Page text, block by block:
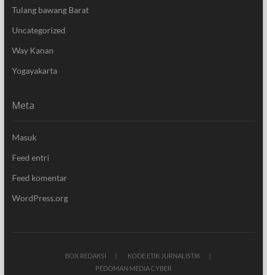
Tulang bawang Barat
Uncategorized
Way Kanan
Yogayakarta
Meta
Masuk
Feed entri
Feed komentar
WordPress.org
BOX REDAKSI
KODE ETIK JURNALISTIK
PEDOMAN MEDIA CYBER